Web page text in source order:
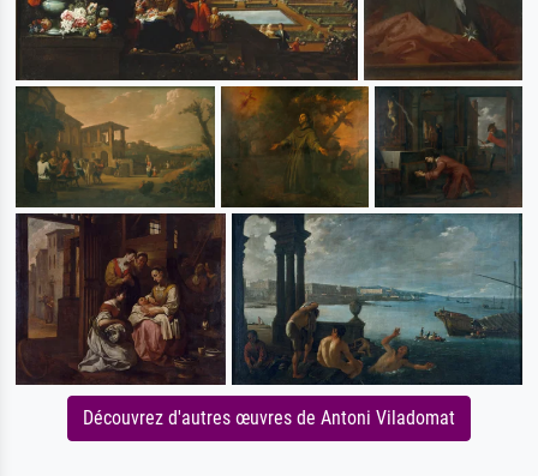
Découvrez d'autres œuvres de Antoni Viladomat